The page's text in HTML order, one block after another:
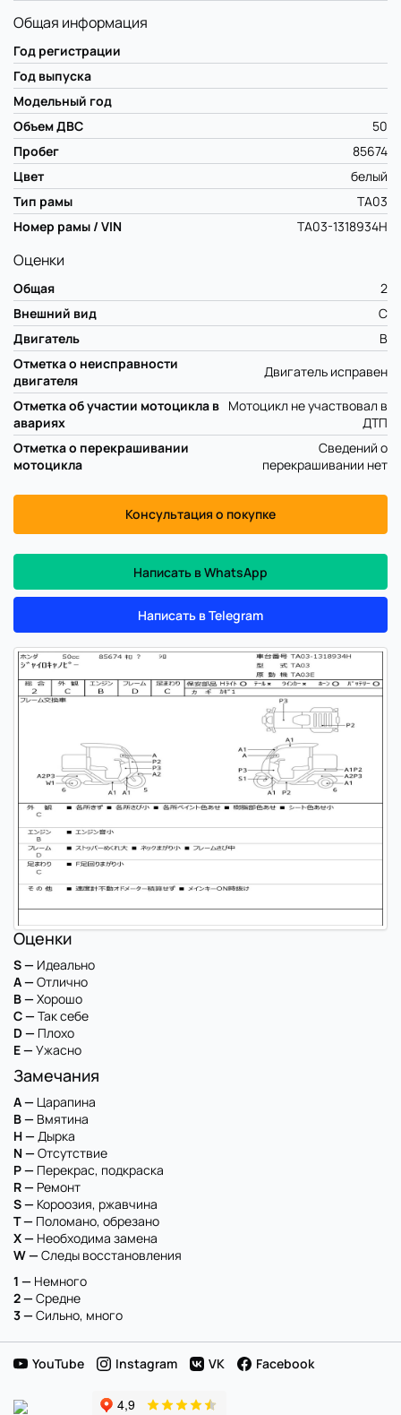
Общая информация
Год регистрации
Год выпуска
Модельный год
Объем ДВС
50
Пробег
85674
Цвет
белый
Тип рамы
TA03
Номер рамы / VIN
TA03-1318934H
Оценки
Общая
2
Внешний вид
C
Двигатель
B
Отметка о неисправности
двигателя
Двигатель исправен
Отметка об участии мотоцикла в
авариях
Мотоцикл не участвовал в
ДТП
Отметка о перекрашивании
мотоцикла
Сведений о
перекрашивании нет
Консультация о покупке
Написать в WhatsApp
Написать в Telegram
Оценки
S — Идеально
A — Отлично
B — Хорошо
C — Так себе
D — Плохо
E — Ужасно
Замечания
A — Царапина
B — Вмятина
H — Дырка
N — Отсутствие
P — Перекрас, подкраска
R — Ремонт
S — Короозия, ржавчина
T — Поломано, обрезано
X — Необходима замена
W — Следы восстановления
1 — Немного
2 — Средне
3 — Сильно, много
YouTube Instagram VK Facebook